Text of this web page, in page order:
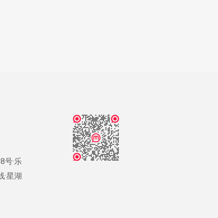
号·乐
·星湖